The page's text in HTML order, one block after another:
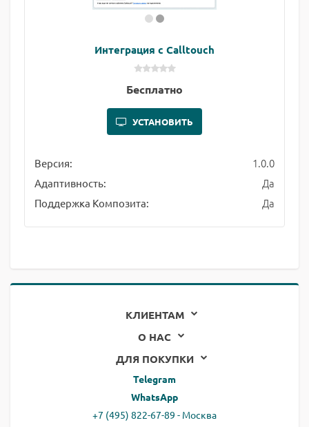
Интеграция с Calltouch
Бесплатно
УСТАНОВИТЬ
Версия: 1.0.0
Адаптивность: Да
Поддержка Композита: Да
КЛИЕНТАМ
О НАС
ДЛЯ ПОКУПКИ
Telegram
WhatsApp
+7 (495) 822-67-89 - Москва